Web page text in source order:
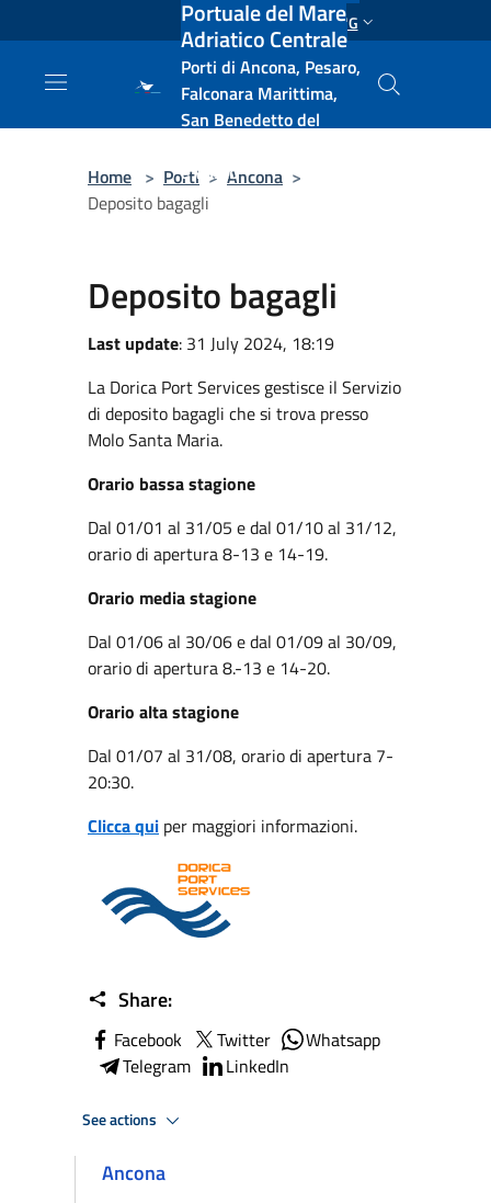
Salta al contenuto principale ENG
Portuale del Mare
Adriatico Centrale
Porti di Ancona, Pesaro,
Falconara Marittima,
San Benedetto del
e Vasto
Home > Porti > Ancona >
Deposito bagagli
Deposito bagagli
Last update: 31 July 2024, 18:19
La Dorica Port Services gestisce il Servizio
di deposito bagagli che si trova presso
Molo Santa Maria.
Orario bassa stagione
Dal 01/01 al 31/05 e dal 01/10 al 31/12,
orario di apertura 8-13 e 14-19.
Orario media stagione
Dal 01/06 al 30/06 e dal 01/09 al 30/09,
orario di apertura 8.-13 e 14-20.
Orario alta stagione
Dal 01/07 al 31/08, orario di apertura 7-
20:30.
Clicca qui per maggiori informazioni.
Share:
Facebook Twitter
Whatsapp
Telegram
LinkedIn
See actions
Ancona